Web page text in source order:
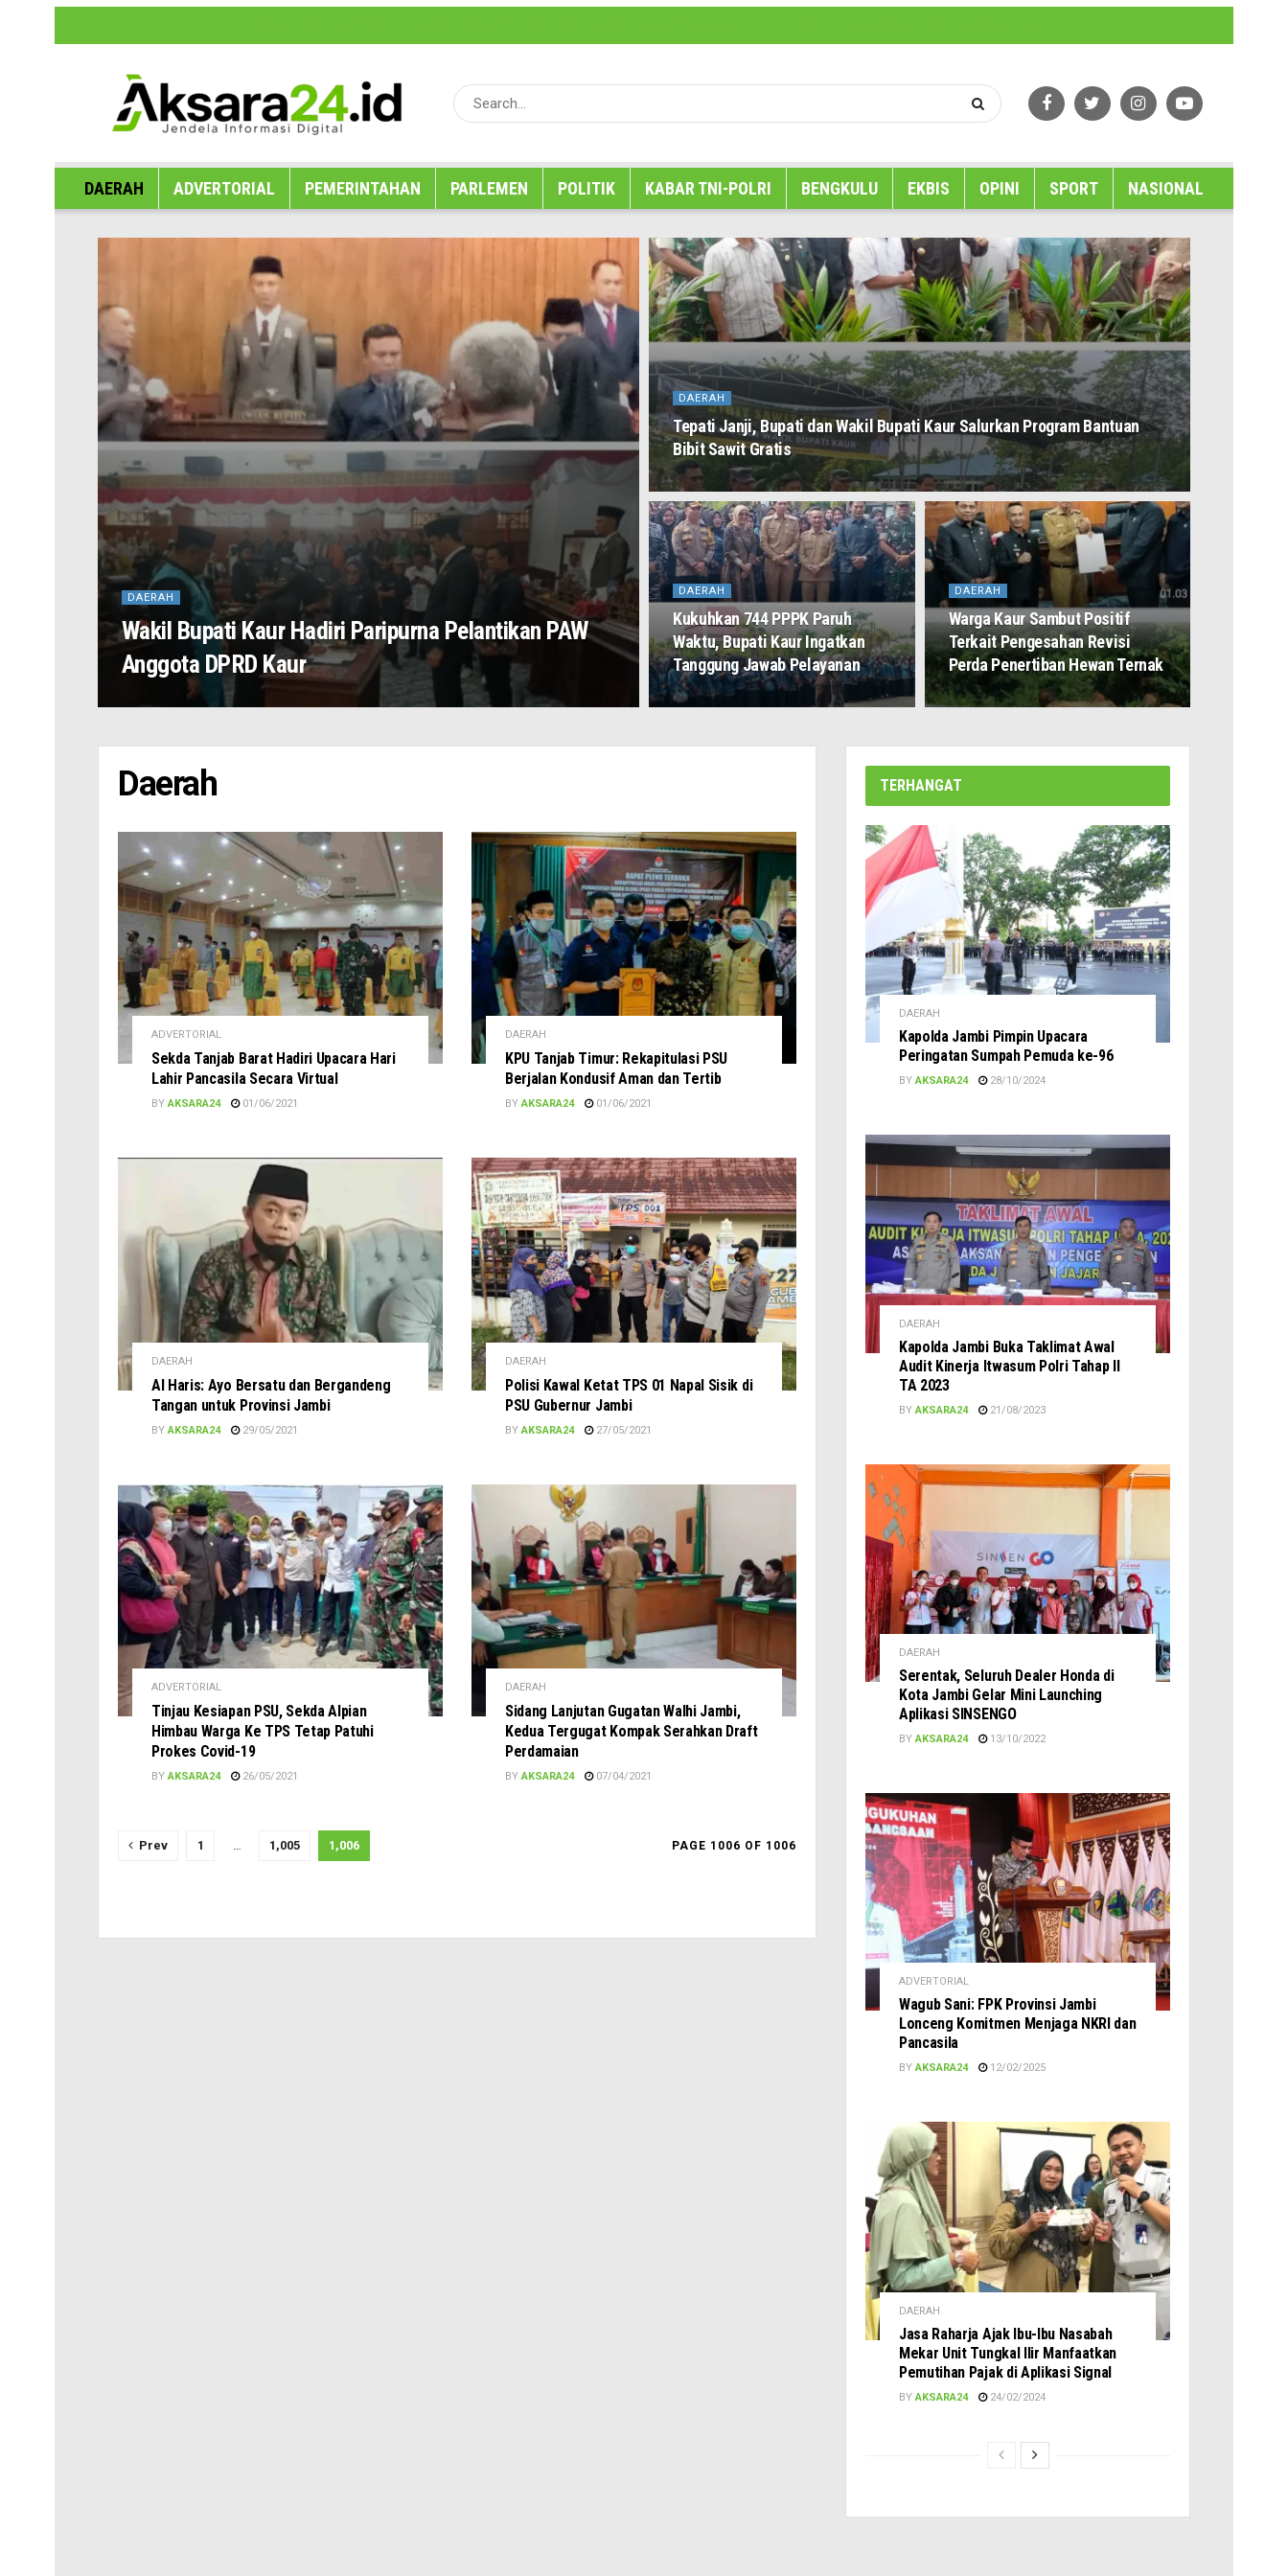
DAERAH ADVERTORIAL PEMERINTAHAN PARLEMEN POLITIK KABAR TNI-POLRI BENGKULU EKBIS OPINI SPORT NASIONAL
DAERAH
Wakil Bupati Kaur Hadiri Paripurna Pelantikan PAW
Anggota DPRD Kaur
DAERAH
Tepati Janji, Bupati dan Wakil Bupati Kaur Salurkan Program Bantuan
Bibit Sawit Gratis
DAERAH
Kukuhkan 744 PPPK Paruh
Waktu, Bupati Kaur Ingatkan
Tanggung Jawab Pelayanan
DAERAH
Warga Kaur Sambut Positif
Terkait Pengesahan Revisi
Perda Penertiban Hewan Ternak
Daerah
ADVERTORIAL
Sekda Tanjab Barat Hadiri Upacara Hari
Lahir Pancasila Secara Virtual
BY AKSARA24 01/06/2021
DAERAH
KPU Tanjab Timur: Rekapitulasi PSU
Berjalan Kondusif Aman dan Tertib
BY AKSARA24 01/06/2021
DAERAH
Al Haris: Ayo Bersatu dan Bergandeng
Tangan untuk Provinsi Jambi
BY AKSARA24 29/05/2021
DAERAH
Polisi Kawal Ketat TPS 01 Napal Sisik di
PSU Gubernur Jambi
BY AKSARA24 27/05/2021
ADVERTORIAL
Tinjau Kesiapan PSU, Sekda Alpian
Himbau Warga Ke TPS Tetap Patuhi
Prokes Covid-19
BY AKSARA24 26/05/2021
DAERAH
Sidang Lanjutan Gugatan Walhi Jambi,
Kedua Tergugat Kompak Serahkan Draft
Perdamaian
BY AKSARA24 07/04/2021
PAGE 1006 OF 1006
Prev 1 … 1,005 1,006
TERHANGAT
DAERAH
Kapolda Jambi Pimpin Upacara
Peringatan Sumpah Pemuda ke-96
BY AKSARA24 28/10/2024
DAERAH
Kapolda Jambi Buka Taklimat Awal
Audit Kinerja Itwasum Polri Tahap II
TA 2023
BY AKSARA24 21/08/2023
DAERAH
Serentak, Seluruh Dealer Honda di
Kota Jambi Gelar Mini Launching
Aplikasi SINSENGO
BY AKSARA24 13/10/2022
ADVERTORIAL
Wagub Sani: FPK Provinsi Jambi
Lonceng Komitmen Menjaga NKRI dan
Pancasila
BY AKSARA24 12/02/2025
DAERAH
Jasa Raharja Ajak Ibu-Ibu Nasabah
Mekar Unit Tungkal Ilir Manfaatkan
Pemutihan Pajak di Aplikasi Signal
BY AKSARA24 24/02/2024